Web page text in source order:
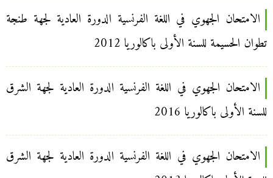
الامتحان الجهوي في اللغة الفرنسية الدورة العادية لجهة طنجة
تطوان الحسيمة للسنة الأولى باكالوريا 2012
الامتحان الجهوي في اللغة الفرنسية الدورة العادية لجهة الشرق
للسنة الأولى باكالوريا 2016
الامتحان الجهوي في اللغة الفرنسية الدورة العادية لجهة الشرق